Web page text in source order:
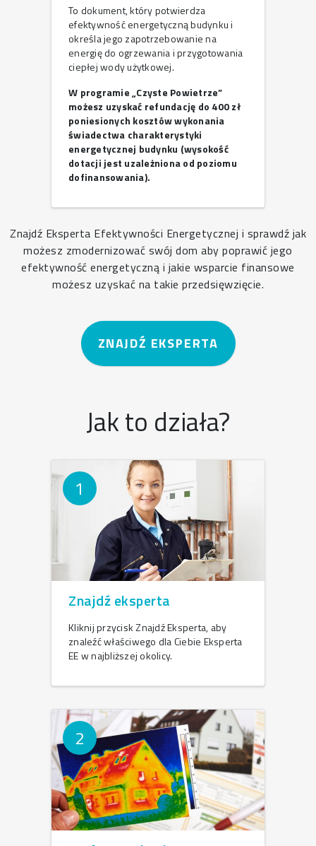
To dokument, który potwierdza
efektywność energetyczną budynku i
określa jego zapotrzebowanie na
energię do ogrzewania i przygotowania
ciepłej wody użytkowej.
W programie „Czyste Powietrze”
możesz uzyskać refundację do 400 zł
poniesionych kosztów wykonania
świadectwa charakterystyki
energetycznej budynku (wysokość
dotacji jest uzależniona od poziomu
dofinansowania).
Znajdź Eksperta Efektywności Energetycznej i sprawdź jak
możesz zmodernizować swój dom aby poprawić jego
efektywność energetyczną i jakie wsparcie finansowe
możesz uzyskać na takie przedsięwzięcie.
ZNAJDŹ EKSPERTA
Jak to działa?
1
Znajdź eksperta
Kliknij przycisk Znajdź Eksperta, aby
znaleźć właściwego dla Ciebie Eksperta
EE w najbliższej okolicy.
2